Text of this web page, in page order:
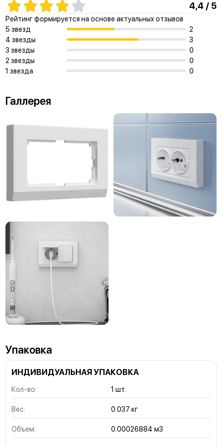
4,4 / 5
Рейтинг формируется на основе актуальных отзывов
5 звезд
2
4 звезды
3
3 звезды
0
2 звезды
0
1 звезда
0
Галлерея
Упаковка
ИНДИВИДУАЛЬНАЯ УПАКОВКА
Кол-во: 1 шт.
Вес: 0.037 кг
Объем: 0.00026884 м3